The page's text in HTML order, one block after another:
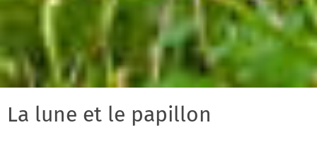
La lune et le papillon